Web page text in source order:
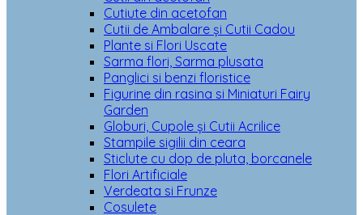
Cutiute din acetofan
Cutii de Ambalare și Cutii Cadou
Plante si Flori Uscate
Sarma flori, Sarma plusata
Panglici si benzi floristice
Figurine din rasina si Miniaturi Fairy
Garden
Globuri, Cupole și Cutii Acrilice
Stampile sigilii din ceara
Sticlute cu dop de pluta, borcanele
Flori Artificiale
Verdeata si Frunze
Cosulete